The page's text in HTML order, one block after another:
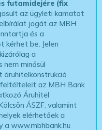
futamidejére (fix
az ügyleti kamatot
jogát az MBH
és a
kérhet be. Jelen
a
minősül
az MBH Bank
Áruhitel
ÁSZF, valamint
elérhetőek a
a www.mbhbank.hu